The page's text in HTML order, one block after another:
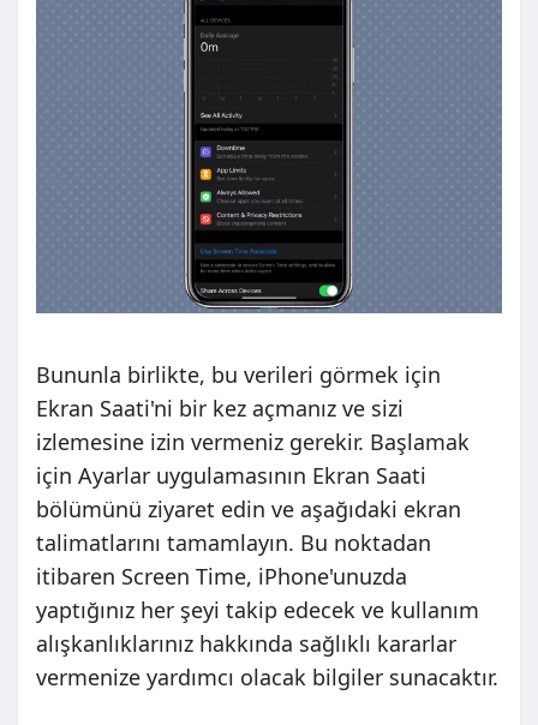
Bununla birlikte, bu verileri görmek için
Ekran Saati'ni bir kez açmanız ve sizi
izlemesine izin vermeniz gerekir. Başlamak
için Ayarlar uygulamasının Ekran Saati
bölümünü ziyaret edin ve aşağıdaki ekran
talimatlarını tamamlayın. Bu noktadan
itibaren Screen Time, iPhone'unuzda
yaptığınız her şeyi takip edecek ve kullanım
alışkanlıklarınız hakkında sağlıklı kararlar
vermenize yardımcı olacak bilgiler sunacaktır.